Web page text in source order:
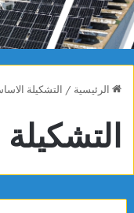
الرئيسية / التشكيلة